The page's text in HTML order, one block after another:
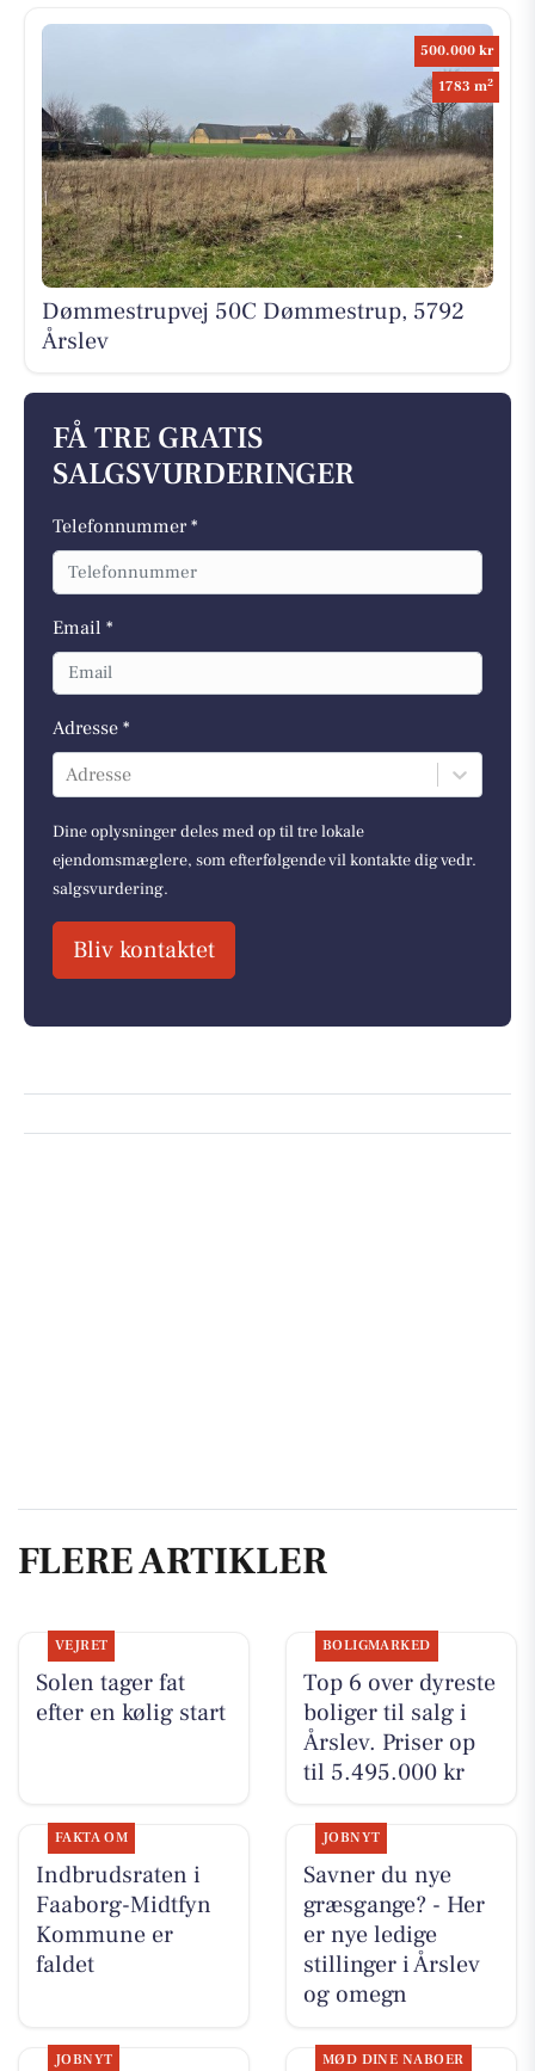
500.000 kr
1783 m2
Dømmestrupvej 50C Dømmestrup, 5792
Årslev
FÅ TRE GRATIS
SALGSVURDERINGER
Telefonnummer *
Email *
Adresse *
Adresse
Dine oplysninger deles med op til tre lokale
ejendomsmæglere, som efterfølgende vil kontakte dig vedr.
salgsvurdering.
Bliv kontaktet
FLERE ARTIKLER
VEJRET
Solen tager fat
efter en kølig start
BOLIGMARKED
Top 6 over dyreste
boliger til salg i
Årslev. Priser op
til 5.495.000 kr
FAKTA OM
Indbrudsraten i
Faaborg-Midtfyn
Kommune er
faldet
JOBNYT
Savner du nye
græsgange? - Her
er nye ledige
stillinger i Årslev
og omegn
JOBNYT MØD DINE NABOER